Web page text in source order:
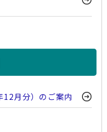
12月分）のご案内